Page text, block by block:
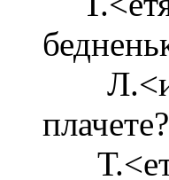
плачете?